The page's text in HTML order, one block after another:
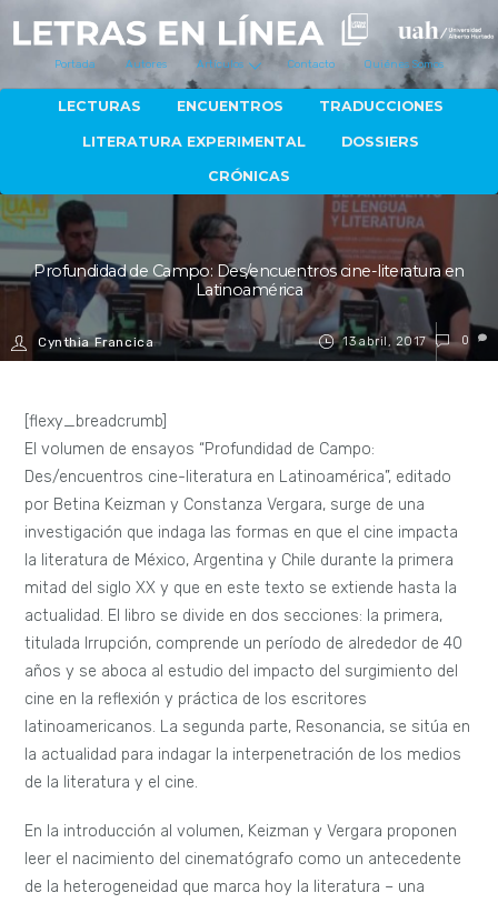
Portada Autores Artículos Contacto Quiénes Somos
LECTURAS ENCUENTROS TRADUCCIONES
LITERATURA EXPERIMENTAL DOSSIERS
CRÓNICAS
13 abril, 2017
Profundidad de Campo: Des/encuentros cine-literatura en
Latinoamérica
Cynthia Francica 0
[flexy_breadcrumb]
El volumen de ensayos “Profundidad de Campo:
Des/encuentros cine-literatura en Latinoamérica”, editado
por Betina Keizman y Constanza Vergara, surge de una
investigación que indaga las formas en que el cine impacta
la literatura de México, Argentina y Chile durante la primera
mitad del siglo XX y que en este texto se extiende hasta la
actualidad. El libro se divide en dos secciones: la primera,
titulada Irrupción, comprende un período de alrededor de 40
años y se aboca al estudio del impacto del surgimiento del
cine en la reflexión y práctica de los escritores
latinoamericanos. La segunda parte, Resonancia, se sitúa en
la actualidad para indagar la interpenetración de los medios
de la literatura y el cine.
En la introducción al volumen, Keizman y Vergara proponen
leer el nacimiento del cinematógrafo como un antecedente
de la heterogeneidad que marca hoy la literatura – una